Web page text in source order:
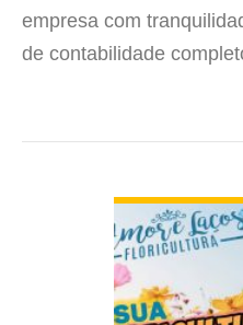
empresa com
de contabilidade